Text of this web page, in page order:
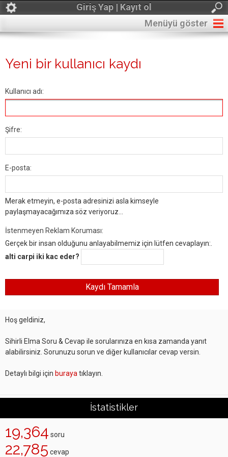
Giriş Yap | Kayıt ol
Menüyü göster
Yeni bir kullanıcı kaydı
Kullanıcı adı:
Şifre:
E-posta:
Merak etmeyin, e-posta adresinizi asla kimseyle
paylaşmayacağımıza söz veriyoruz...
İstenmeyen Reklam Koruması:
Gerçek bir insan olduğunu anlayabilmemiz için lütfen cevaplayın:.
alti carpi iki kac eder?
Hoş geldiniz,
Sihirli Elma Soru & Cevap ile sorularınıza en kısa zamanda yanıt
alabilirsiniz. Sorunuzu sorun ve diğer kullanıcılar cevap versin.
Detaylı bilgi için buraya tıklayın.
İstatistikler
19,364 soru
22,785 cevap